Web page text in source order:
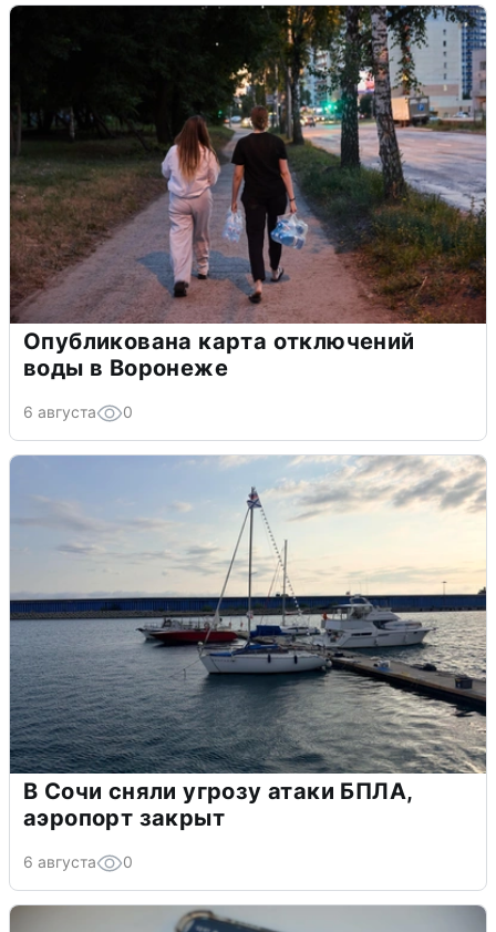
Опубликована карта отключений
воды в Воронеже
6 августа 0
В Сочи сняли угрозу атаки БПЛА,
аэропорт закрыт
6 августа 0